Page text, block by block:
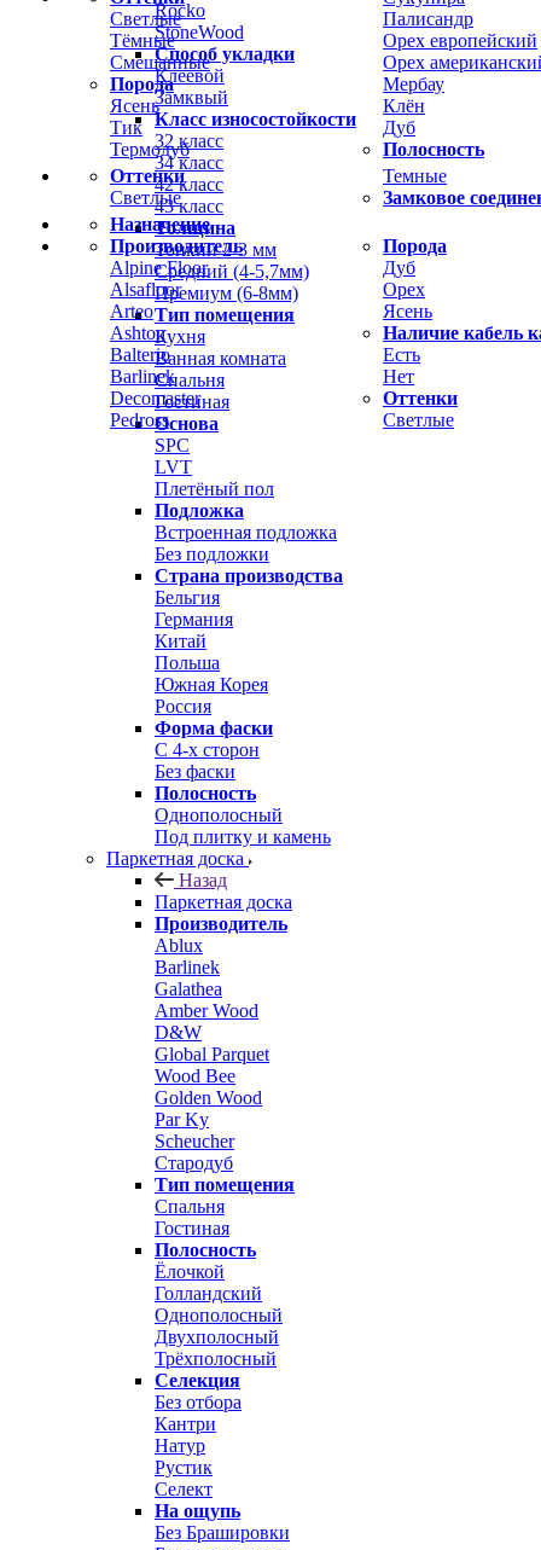
Светлые
Тёмные
Смешанные
Порода
Ясень
Тик
Термодуб
Палисандр
Орех европейский
Орех
Мербау
Клён
Дуб
Полосность
Оттенки
Светлые
Темные
Замковое
Назначение
Производитель
Alpine Floor
Alsafloor
Arteo
Ashton
Balterio
Barlinek
Decomaster
Pedross
Порода
Дуб
Орех
Ясень
Наличие кабель
Есть
Нет
Оттенки
Светлые
Rocko
StoneWood
Способ укладки
Клеевой
Замквый
Класс износостойкости
32 класс
34 класс
42 класс
43 класс
Толщина
Тонкий 2-3 мм
Средний (4-5,7мм)
Премиум (6-8мм)
Тип помещения
Кухня
Ванная комната
Спальня
Гостиная
Основа
SPC
LVT
Плетёный пол
Подложка
Встроенная подложка
Без подложки
Страна производства
Бельгия
Германия
Китай
Польша
Южная Корея
Россия
Форма фаски
С 4-х сторон
Без фаски
Полосность
Однополосный
Под плитку и камень
Паркетная доска
Назад
Паркетная доска
Производитель
Ablux
Barlinek
Galathea
Amber Wood
D&W
Global Parquet
Wood Bee
Golden Wood
Par Ky
Scheucher
Стародуб
Тип помещения
Спальня
Гостиная
Полосность
Ёлочкой
Голландский
Однополосный
Двухполосный
Трёхполосный
Селекция
Без отбора
Кантри
Натур
Рустик
Селект
На ощупь
Без Брашировки